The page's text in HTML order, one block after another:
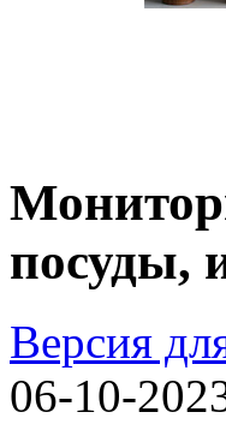
посуды,
Версия
06-10-